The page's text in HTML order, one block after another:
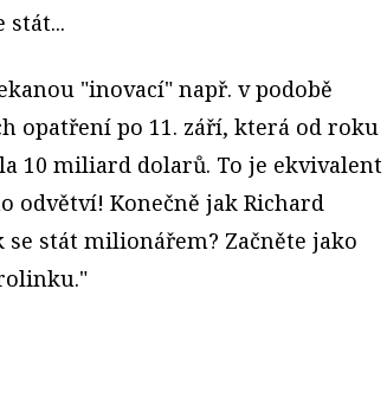
"inovací" např. v podobě
opatření po 11. září, která od roku
10 miliard dolarů. To je ekvivalent
odvětví! Konečně jak Richard
stát milionářem? Začněte jako